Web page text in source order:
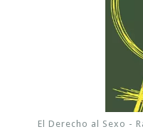
El Derecho al Sexo -